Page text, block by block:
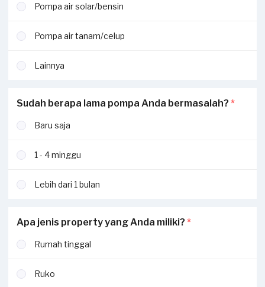
Pompa air solar/bensin
Pompa air tanam/celup
Lainnya
Sudah berapa lama pompa Anda bermasalah? *
Baru saja
1 - 4 minggu
Lebih dari 1 bulan
Apa jenis property yang Anda miliki? *
Rumah tinggal
Ruko